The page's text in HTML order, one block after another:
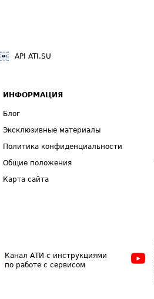
API ATI.SU
ИНФОРМАЦИЯ
Блог
Эксклюзивные материалы
Политика конфиденциальности
Общие положения
Карта сайта
Канал АТИ с инструкциями
по работе с сервисом